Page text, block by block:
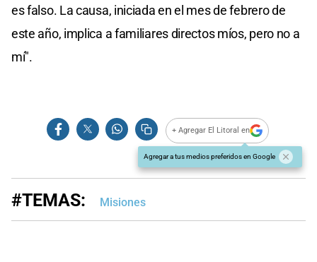
es falso. La causa, iniciada en el mes de febrero de
este año, implica a familiares directos míos, pero no a
mí".
+ Agregar El Litoral en
Agregar a tus medios preferidos en Google
#TEMAS: Misiones